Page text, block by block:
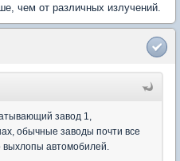
чем от различных излучений.
завод 1,
обычные заводы почти все
автомобилей.